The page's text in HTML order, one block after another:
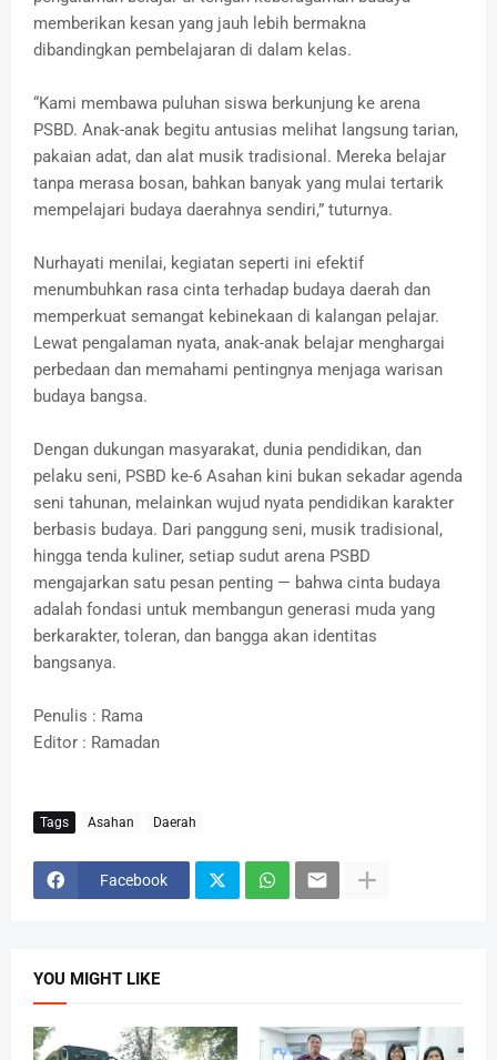
memberikan kesan yang jauh lebih bermakna
dibandingkan pembelajaran di dalam kelas.
“Kami membawa puluhan siswa berkunjung ke arena
PSBD. Anak-anak begitu antusias melihat langsung tarian,
pakaian adat, dan alat musik tradisional. Mereka belajar
tanpa merasa bosan, bahkan banyak yang mulai tertarik
mempelajari budaya daerahnya sendiri,” tuturnya.
Nurhayati menilai, kegiatan seperti ini efektif
menumbuhkan rasa cinta terhadap budaya daerah dan
memperkuat semangat kebinekaan di kalangan pelajar.
Lewat pengalaman nyata, anak-anak belajar menghargai
perbedaan dan memahami pentingnya menjaga warisan
budaya bangsa.
Dengan dukungan masyarakat, dunia pendidikan, dan
pelaku seni, PSBD ke-6 Asahan kini bukan sekadar agenda
seni tahunan, melainkan wujud nyata pendidikan karakter
berbasis budaya. Dari panggung seni, musik tradisional,
hingga tenda kuliner, setiap sudut arena PSBD
mengajarkan satu pesan penting — bahwa cinta budaya
adalah fondasi untuk membangun generasi muda yang
berkarakter, toleran, dan bangga akan identitas
bangsanya.
Penulis : Rama
Editor : Ramadan
Tags Asahan Daerah
Facebook
YOU MIGHT LIKE